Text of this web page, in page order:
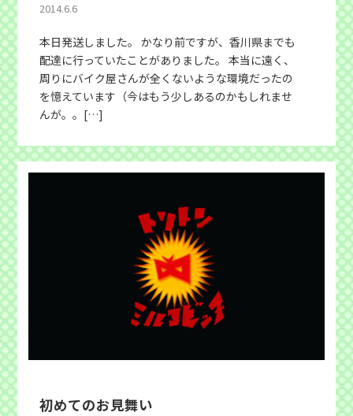
2014.6.6
本日発送しました。 かなり前ですが、香川県までも
配達に行っていたことがありました。 本当に遠く、
周りにバイク屋さんが全くないような環境だったの
を憶えています（今はもう少しあるのかもしれませ
んが。。[…]
初めてのお見舞い